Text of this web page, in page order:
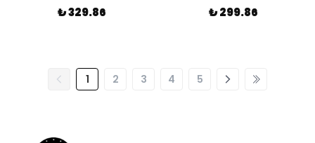
₺ 329.86 ₺ 299.86
1 2 3 4 5